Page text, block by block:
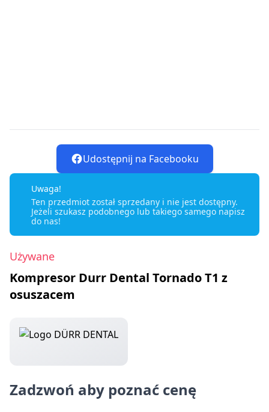
Udostępnij na Facebooku
Uwaga!
Ten przedmiot został sprzedany i nie jest dostępny.
Jeżeli szukasz podobnego lub takiego samego napisz
do nas!
Używane
Kompresor Durr Dental Tornado T1 z
osuszacem
Zadzwoń aby poznać cenę